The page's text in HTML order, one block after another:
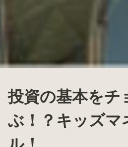
投資の基本をチ
ぶ！？キッズマ